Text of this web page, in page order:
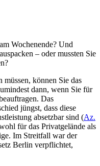
Wochenende? Und
– oder mussten Sie
können Sie das
dann, wenn Sie für
Das
jüngst, dass diese
absetzbar sind (Az.
für das Privatgelände als
Im Streitfall war der
Berlin verpflichtet,